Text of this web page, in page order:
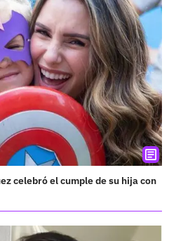
celebró el cumple de su hija con